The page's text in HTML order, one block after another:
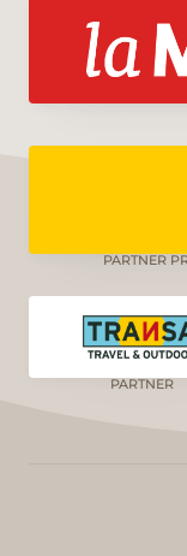
PARTNER
PARTNER